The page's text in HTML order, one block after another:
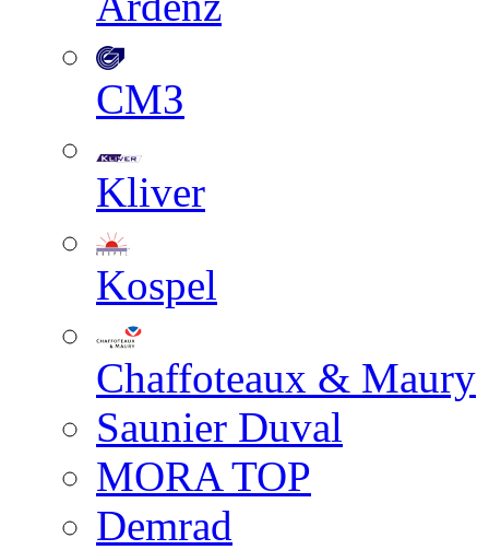
СМЗ
Kliver
Kospel
Chaffoteaux & Maury
Saunier Duval
MORA TOP
Demrad